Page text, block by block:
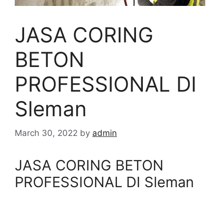
JASA CORING
BETON
PROFESSIONAL DI
Sleman
March 30, 2022 by admin
JASA CORING BETON
PROFESSIONAL DI Sleman